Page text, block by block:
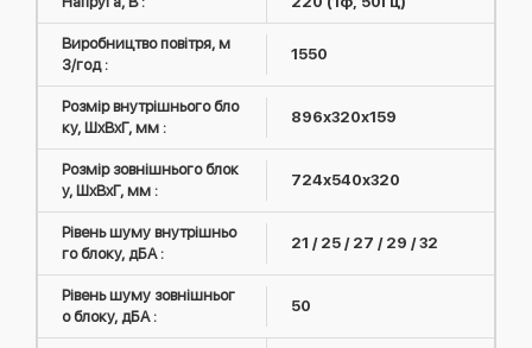
Виробництво повітря, м
3/год :
1550
Розмір внутрішнього бло
ку, ШxВxГ, мм :
896х320х159
Розмір зовнішнього блок
у, ШxВxГ, мм :
724х540х320
Рівень шуму внутрішньо
го блоку, дБА :
21 / 25 / 27 / 29 / 32
Рівень шуму зовнішньог
о блоку, дБА :
50